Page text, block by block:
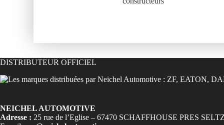
DISTRIBUTEUR OFFICIEL
NEICHEL AUTOMOTIVE
Adresse : 25 rue de l’Eglise – 67470 SCHAFFHOUSE PRES